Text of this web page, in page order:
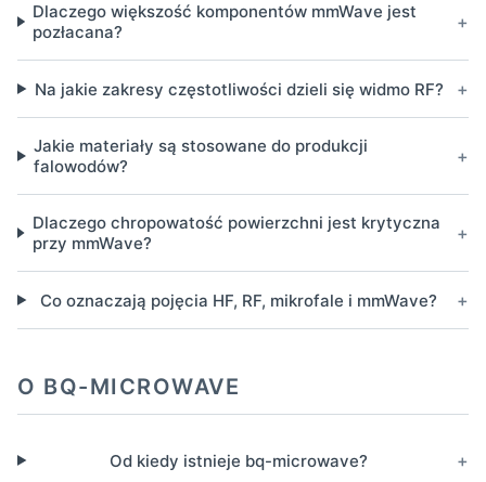
Dlaczego większość komponentów mmWave jest
pozłacana?
+
Na jakie zakresy częstotliwości dzieli się widmo RF? +
Jakie materiały są stosowane do produkcji
falowodów?
+
Dlaczego chropowatość powierzchni jest krytyczna
przy mmWave?
+
Co oznaczają pojęcia HF, RF, mikrofale i mmWave? +
O BQ-MICROWAVE
Od kiedy istnieje bq-microwave? +